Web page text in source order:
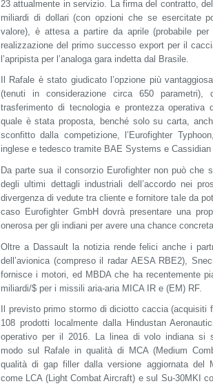
23 attualmente in servizio. La firma del contratto,
miliardi di dollari (con opzioni che se esercitate
valore), è attesa a partire da aprile (probabile
realizzazione del primo successo export per il
l’apripista per l’analoga gara indetta dal Brasile.
Il Rafale è stato giudicato l’opzione più
(tenuti in considerazione circa 650
trasferimento di tecnologia e prontezza operativa
quale è stata proposta, benché solo su carta,
sconfitto dalla competizione, l’Eurofighter
inglese e tedesco tramite BAE Systems e
Da parte sua il consorzio Eurofighter non può che
degli ultimi dettagli industriali dell’accordo nei
divergenza di vedute tra cliente e fornitore tale da
caso Eurofighter GmbH dovrà presentare una
onerosa per gli indiani per avere una chance
Oltre a Dassault la notizia rende felici anche i
dell’avionica (compreso il radar AESA RBE2),
fornisce i motori, ed MBDA che ha recentemente
miliardi/$ per i missili aria-aria MICA IR e (EM) RF.
Il previsto primo stormo di diciotto caccia (acquisiti
108 prodotti localmente dalla Hindustan
operativo per il 2016. La linea di volo indiana si
modo sul Rafale in qualità di MCA (Medium
qualità di gap filler dalla versione aggiornata del
come LCA (Light Combat Aircraft) e sul Su-30MKI